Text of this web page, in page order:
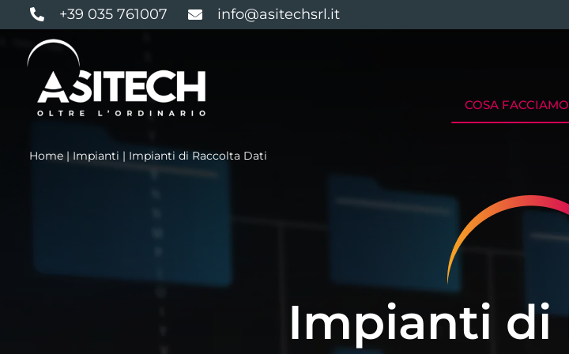
al
contenuto
+39 035 761007 info@asitechsrl.it
COSA FACCIAMO
Home | Impianti | Impianti di Raccolta Dati
Impianti di